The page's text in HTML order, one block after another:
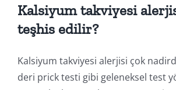
Kalsiyum takviyesi
teşhis edilir?
Kalsiyum takviyesi alerjisi çok
deri prick testi gibi geleneksel test